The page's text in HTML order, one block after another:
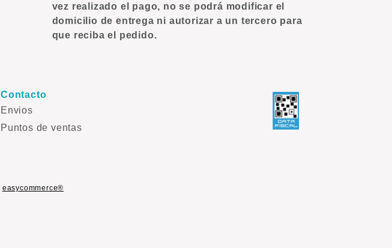
vez realizado el pago, no se podrá modificar el
domicilio de entrega ni autorizar a un tercero para
que reciba el pedido.
Contacto
Envios
Puntos de ventas
easycommerce®